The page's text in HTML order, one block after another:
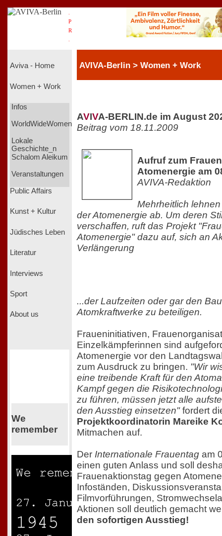
P
R
Aviva - Home
Women + Work
Infos
WorldWideWomen
Lokale
Geschichte_n
Schalom Aleikum
Veranstaltungen
Public Affairs
Kunst + Kultur
Jüdisches Leben
Literatur
Interviews
Sport
About us
We
remember
AVIVA-Berlin > Women + Work
AVIVA-BERLIN.de im August
Beitrag vom 18.11.2009
Aufruf zum
Atomenergie am
AVIVA-Redaktion
Mehrheitlich
der Atomenergie ab. Um deren
verschaffen, ruft das Projekt
Atomenergie" dazu auf, sich an
Verlängerung
...der Laufzeiten oder gar den
Atomkraftwerke zu beteiligen.
Fraueninitiativen,
Einzelkämpferinnen sind
Atomenergie vor den
zum Ausdruck zu bringen. "Wir
eine treibende Kraft für den
Kampf gegen die
zu führen, müssen jetzt alle
den Ausstieg einsetzen"fordert
Projektkoordinatorin Mareike
Mitmachen auf.
Der Internationale Frauentag am
einen guten Anlass und soll
Frauenaktionstag gegen
Infoständen,
Filmvorführungen,
Aktionen soll deutlich gemacht
den sofortigen Ausstieg!